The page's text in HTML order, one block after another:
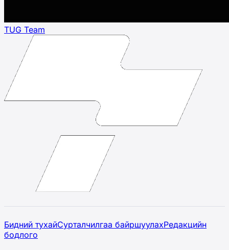
TUG Team
Бидний тухайСурталчилгаа байршуулахРедакцийн
бодлого